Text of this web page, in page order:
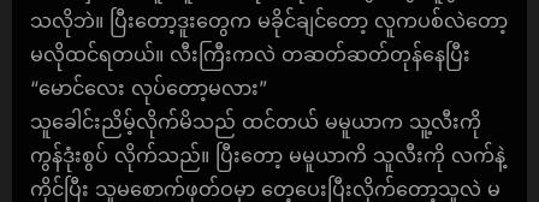
သလိုဘဲ။ ပြီးတော့ဒူးတွေက မခိုင်ချင်တော့ လူကပစ်လဲတော့
မလိုထင်ရတယ်။ လီးကြီးကလဲ တဆတ်ဆတ်တုန်နေပြီး
“မောင်လေး လုပ်တော့မလား”
သူခေါင်းညိမ့်လိုက်မိသည် ထင်တယ် မမူယာက သူ့လီးကို
ကွန်ဒုံးစွပ် လိုက်သည်။ ပြီးတော့ မမူယာကိ သူလီးကို လက်နဲ့
ကိုင်ပြီး သူမစောက်ဖုတ်ဝမှာ တေ့ပေးပြီးလိုက်တော့သူလဲ မ